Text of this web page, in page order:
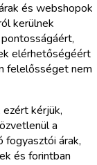
és webshopok
kerülnek
elérhetőségéért
felelősséget nem
kérjük,
a
árak,
és forintban